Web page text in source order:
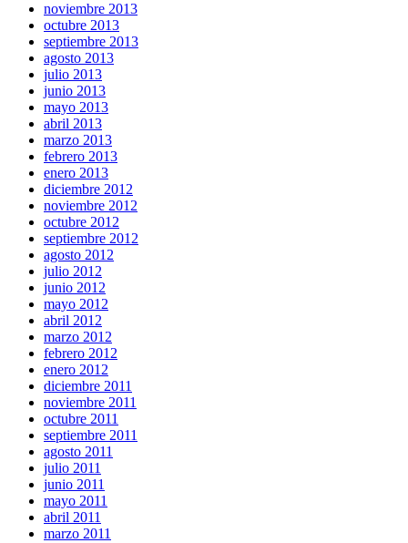
noviembre 2013
octubre 2013
septiembre 2013
agosto 2013
julio 2013
junio 2013
mayo 2013
abril 2013
marzo 2013
febrero 2013
enero 2013
diciembre 2012
noviembre 2012
octubre 2012
septiembre 2012
agosto 2012
julio 2012
junio 2012
mayo 2012
abril 2012
marzo 2012
febrero 2012
enero 2012
diciembre 2011
noviembre 2011
octubre 2011
septiembre 2011
agosto 2011
julio 2011
junio 2011
mayo 2011
abril 2011
marzo 2011